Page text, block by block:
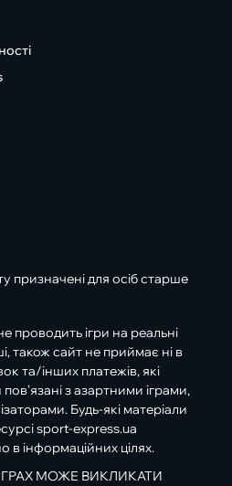
призначені для осіб старше
проводить ігри на реальні
також сайт не приймає ні в
та/інших платежів, які
з азартними іграми,
Будь-які матеріали
sport-express.ua
в інформаційних цілях.
МОЖЕ ВИКЛИКАТИ